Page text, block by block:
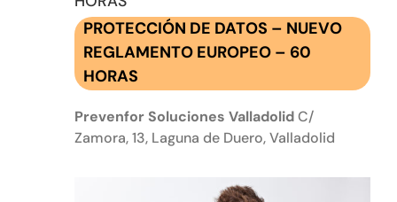
PROTECCIÓN DE DATOS – NUEVO
REGLAMENTO EUROPEO – 60
HORAS
Prevenfor Soluciones ValladolidC/
Zamora, 13, Laguna de Duero, Valladolid